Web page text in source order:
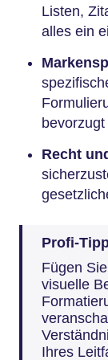
Listen,
alles ein
Recht
Profi-
Fügen
visuelle
Ihres